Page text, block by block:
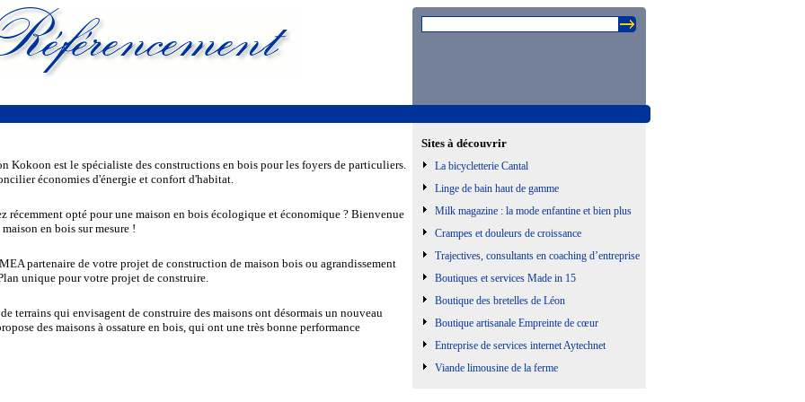
Kokoon est le spécialiste des constructions en bois pour les foyers de particuliers.
économies d'énergie et confort d'habitat.
récemment opté pour une maison en bois écologique et économique ? Bienvenue
en bois sur mesure !
partenaire de votre projet de construction de maison bois ou agrandissement
unique pour votre projet de construire.
terrains qui envisagent de construire des maisons ont désormais un nouveau
des maisons à ossature en bois, qui ont une très bonne performance
Sites à découvrir
La bicycletterie Cantal
Linge de bain haut de gamme
Milk magazine : la mode enfantine et bien plus
Crampes et douleurs de croissance
Trajectives, consultants en coaching d’entreprise
Boutiques et services Made in 15
Boutique des bretelles de Léon
Boutique artisanale Empreinte de cœur
Entreprise de services internet Aytechnet
Viande limousine de la ferme